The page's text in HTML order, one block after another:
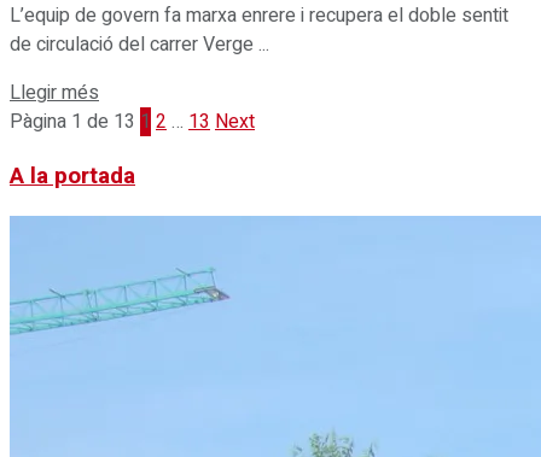
L’equip de govern fa marxa enrere i recupera el doble sentit
de circulació del carrer Verge ...
Llegir més
Pàgina 1 de 13 1 2… 13Next
A la portada